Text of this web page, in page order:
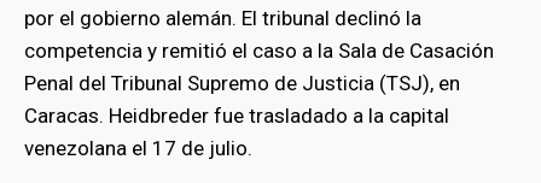
por el gobierno alemán. El tribunal declinó la
competencia y remitió el caso a la Sala de Casación
Penal del Tribunal Supremo de Justicia (TSJ), en
Caracas. Heidbreder fue trasladado a la capital
venezolana el 17 de julio.